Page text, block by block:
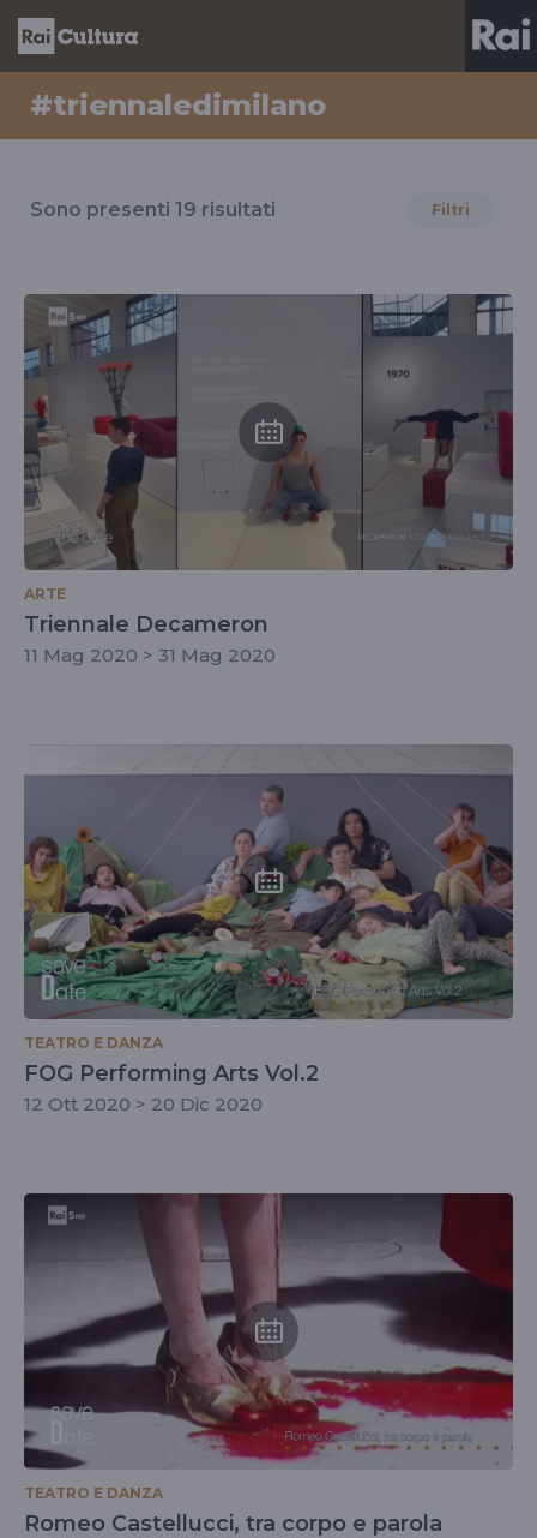
#triennaledimilano
il
#triennaledimilano
Sono presenti 19 risultati Filtri
ARTE
Triennale Decameron
11 Mag 2020 > 31 Mag 2020
TEATRO E DANZA
FOG Performing Arts Vol.2
12 Ott 2020 > 20 Dic 2020
TEATRO E DANZA
Romeo Castellucci, tra corpo e parola